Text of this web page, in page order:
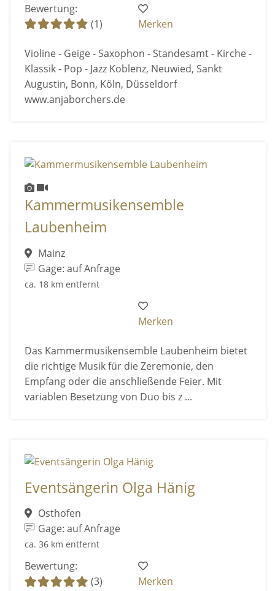
Bewertung:
(1)
Merken
Violine - Geige - Saxophon - Standesamt - Kirche -
Klassik - Pop - Jazz Koblenz, Neuwied, Sankt
Augustin, Bonn, Köln, Düsseldorf
www.anjaborchers.de
Kammermusikensemble
Laubenheim
Mainz
Gage: auf Anfrage
ca. 18 km entfernt
Merken
Das Kammermusikensemble Laubenheim bietet
die richtige Musik für die Zeremonie, den
Empfang oder die anschließende Feier. Mit
variablen Besetzung von Duo bis z ...
Eventsängerin Olga Hänig
Osthofen
Gage: auf Anfrage
ca. 36 km entfernt
Bewertung:
(3)
Merken